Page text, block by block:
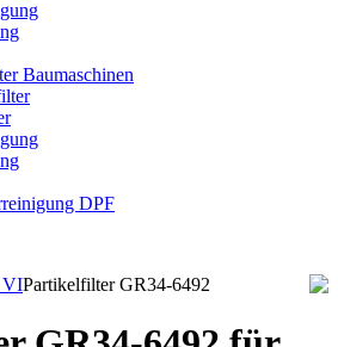
Baumaschinen
DPF
VIPartikelfilter GR34-6492